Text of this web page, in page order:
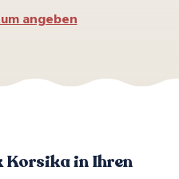
angeben
Korsika in Ihren